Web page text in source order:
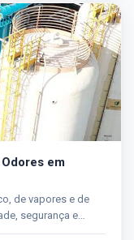
em
de vapores e de
segurança e